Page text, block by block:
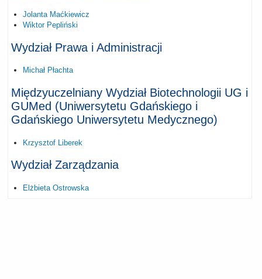
Jolanta Maćkiewicz
Wiktor Pepliński
Wydział Prawa i Administracji
Michał Płachta
Międzyuczelniany Wydział Biotechnologii UG i
GUMed (Uniwersytetu Gdańskiego i
Gdańskiego Uniwersytetu Medycznego)
Krzysztof Liberek
Wydział Zarządzania
Elżbieta Ostrowska